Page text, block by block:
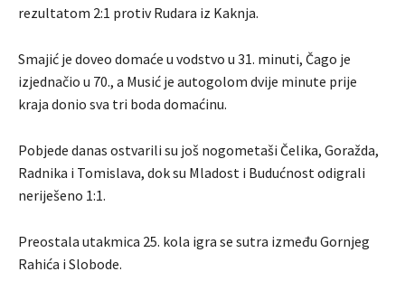
rezultatom 2:1 protiv Rudara iz Kaknja.
Smajić je doveo domaće u vodstvo u 31. minuti, Čago je
izjednačio u 70., a Musić je autogolom dvije minute prije
kraja donio sva tri boda domaćinu.
Pobjede danas ostvarili su još nogometaši Čelika, Goražda,
Radnika i Tomislava, dok su Mladost i Budućnost odigrali
neriješeno 1:1.
Preostala utakmica 25. kola igra se sutra između Gornjeg
Rahića i Slobode.